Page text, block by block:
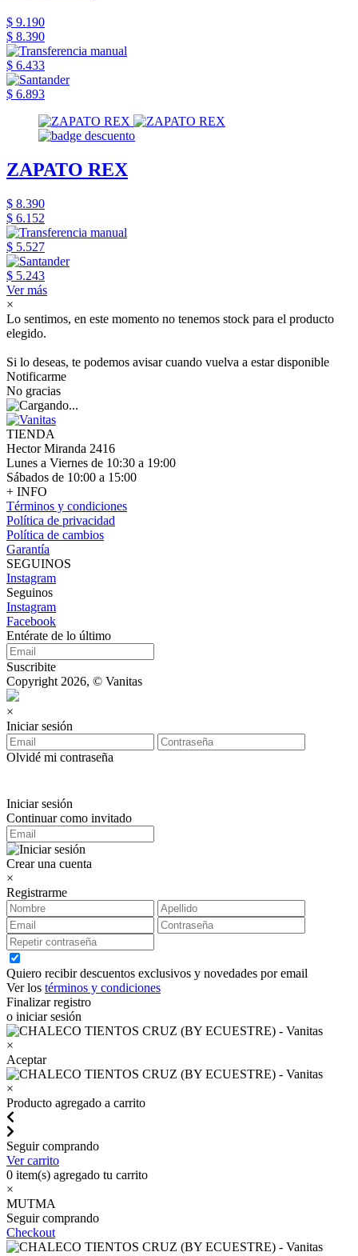
$ 9.190
$ 8.390
$ 6.433
$ 6.893
ZAPATO REX
$ 8.390
$ 6.152
$ 5.527
$ 5.243
Ver más
×
Lo sentimos, en este momento no tenemos stock para el producto
elegido.
Si lo deseas, te podemos avisar cuando vuelva a estar disponible
Notificarme
No gracias
TIENDA
Hector Miranda 2416
Lunes a Viernes de 10:30 a 19:00
Sábados de 10:00 a 15:00
+ INFO
Términos y condiciones
Política de privacidad
Política de cambios
Garantía
SEGUINOS
Instagram
Seguinos
Instagram
Facebook
Entérate de lo último
Suscribite
Copyright 2026, © Vanitas
×
Iniciar sesión
Olvidé mi contraseña
Iniciar sesión
Continuar como invitado
Crear una cuenta
×
Registrarme
Quiero recibir descuentos exclusivos y novedades por email
Ver los términos y condiciones
Finalizar registro
o iniciar sesión
×
Aceptar
×
Producto agregado a carrito
Seguir comprando
Ver carrito
0 item(s) agregado tu carrito
×
MUTMA
Seguir comprando
Checkout